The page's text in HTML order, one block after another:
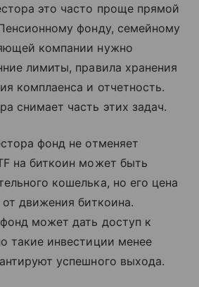
это часто проще прямой
фонду, семейному
компании нужно
лимиты, правила хранения
комплаенса и отчетность.
снимает часть этих задач.
фонд не отменяет
на биткоин может быть
кошелька, но его цена
движения биткоина.
может дать доступ к
такие инвестиции менее
успешного выхода.